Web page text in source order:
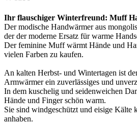
Ihr flauschiger Winterfreund: Muff
Der modische Handwärmer aus
der der moderne Ersatz für warme
Der feminine Muff wärmt Hände und
vielen Farben zu kaufen.
An kalten Herbst- und Wintertagen ist
Armwärmer ein zuverlässiges und
In dem kuschelig und seidenweichen
Hände und Finger schön warm.
Sie sind windgeschützt und eisige Kälte
anhaben.